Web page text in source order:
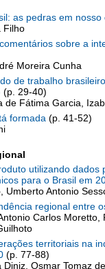
as pedras em nosso
Filho
sobre a
Moreira Cunha
de trabalho
(p. 29-40)
de Fátima Garcia,
formada (p. 41-52)
utilizando
para o Brasil em
Umberto Antonio
regional entre
Carlos
territoriais na
(p. 77-88)
Osmar Tomaz